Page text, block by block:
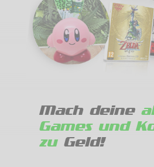
Mach deine
Games und
zuGeld!